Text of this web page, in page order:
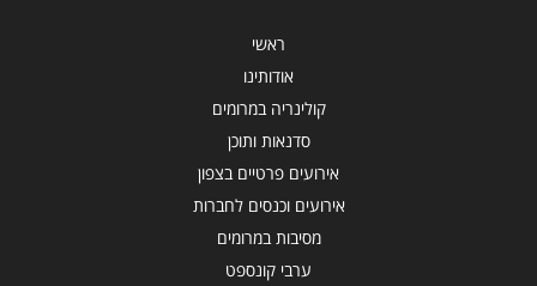
ראשי
אודותינו
קולינריה במרומים
סדנאות ותוכן
אירועים פרטיים בצפון
אירועים וכנסים לחברות
מסיבות במרומים
ערבי קונספט